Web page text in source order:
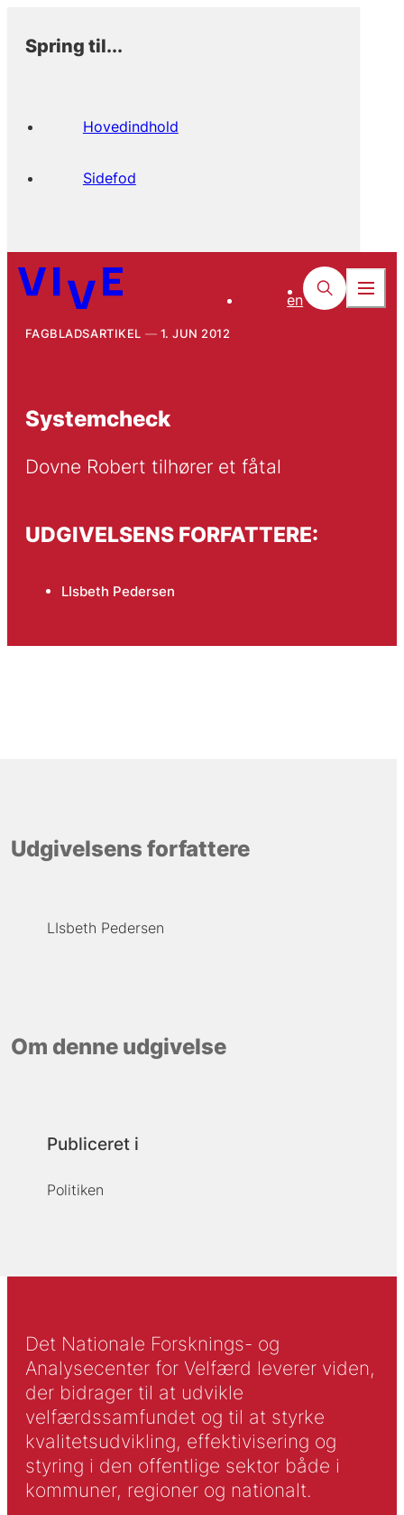
Spring til...
Hovedindhold
Sidefod
en
FAGBLADSARTIKEL 1. JUN 2012
Systemcheck
Dovne Robert tilhører et fåtal
UDGIVELSENS FORFATTERE:
LIsbeth Pedersen
Udgivelsens forfattere
LIsbeth Pedersen
Om denne udgivelse
Publiceret i
Politiken
Det Nationale Forsknings- og
Analysecenter for Velfærd leverer viden,
der bidrager til at udvikle
velfærdssamfundet og til at styrke
kvalitetsudvikling, effektivisering og
styring i den offentlige sektor både i
kommuner, regioner og nationalt.